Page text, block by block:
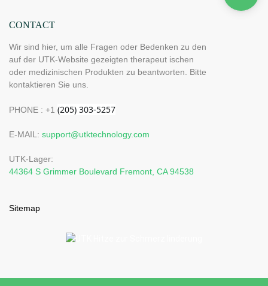
CONTACT
Wir sind hier, um alle Fragen oder Bedenken zu den
auf der UTK-Website gezeigten therapeut ischen
oder medizinischen Produkten zu beantworten. Bitte
kontaktieren Sie uns.
PHONE : +1
E-MAIL: support@utktechnology.com
UTK-Lager:
44364 S Grimmer Boulevard Fremont, CA 94538
Sitemap